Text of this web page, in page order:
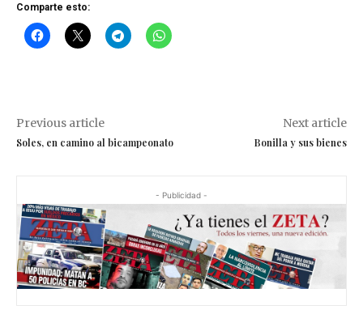
Comparte esto:
Previous article
Soles, en camino al bicampeonato
Next article
Bonilla y sus bienes
- Publicidad -